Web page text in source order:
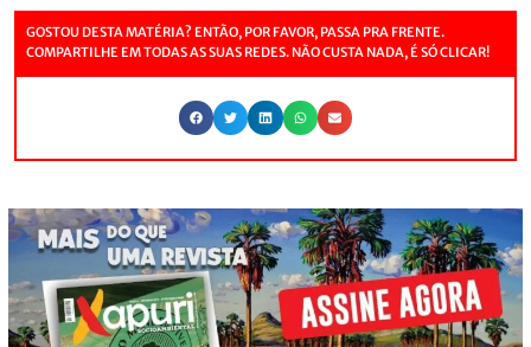
GOSTOU DESTA MATÉRIA? ENTÃO, POR FAVOR, PASSA PRA FRENTE.
COMPARTILHE EM TODAS AS SUAS REDES. NÃO CUSTA NADA, É SÓ CLICAR!